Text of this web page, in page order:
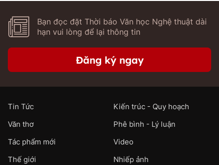
Bạn đọc đặt Thời báo Văn học Nghệ thuật dài
hạn vui lòng để lại thông tin
Đăng ký ngay
Tin Tức
Kiến trúc - Quy hoạch
Văn thơ
Phê bình - Lý luận
Tác phẩm mới
Video
Thế giới
Nhiếp ảnh